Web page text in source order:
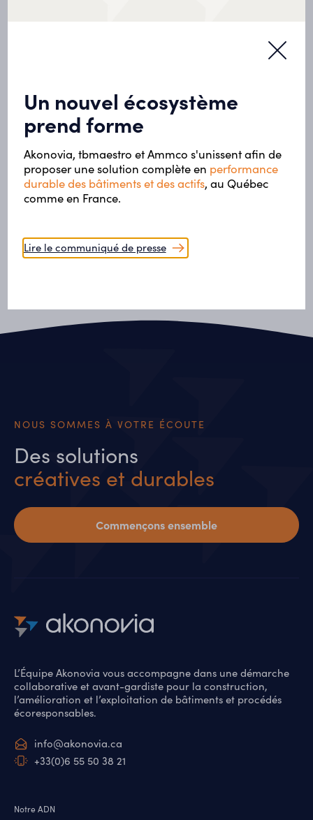
Toutes nos réalisations
Municipal
Aréna de Verdun
Municipal
Centre Multisports Alma
NOUS SOMMES À VOTRE ÉCOUTE
Des solutions
créatives et durables
Commençons ensemble
L’Équipe Akonovia vous accompagne dans une démarche
collaborative et avant-gardiste pour la construction,
l’amélioration et l’exploitation de bâtiments et procédés
écoresponsables.
info@akonovia.ca
+33(0)6 55 50 38 21
Notre ADN
Un nouvel écosystème
prend forme
Akonovia, tbmaestro et Ammco s'unissent afin de
proposer une solution complète en performance
durable des bâtiments et des actifs, au Québec
comme en France.
Lire le communiqué de presse